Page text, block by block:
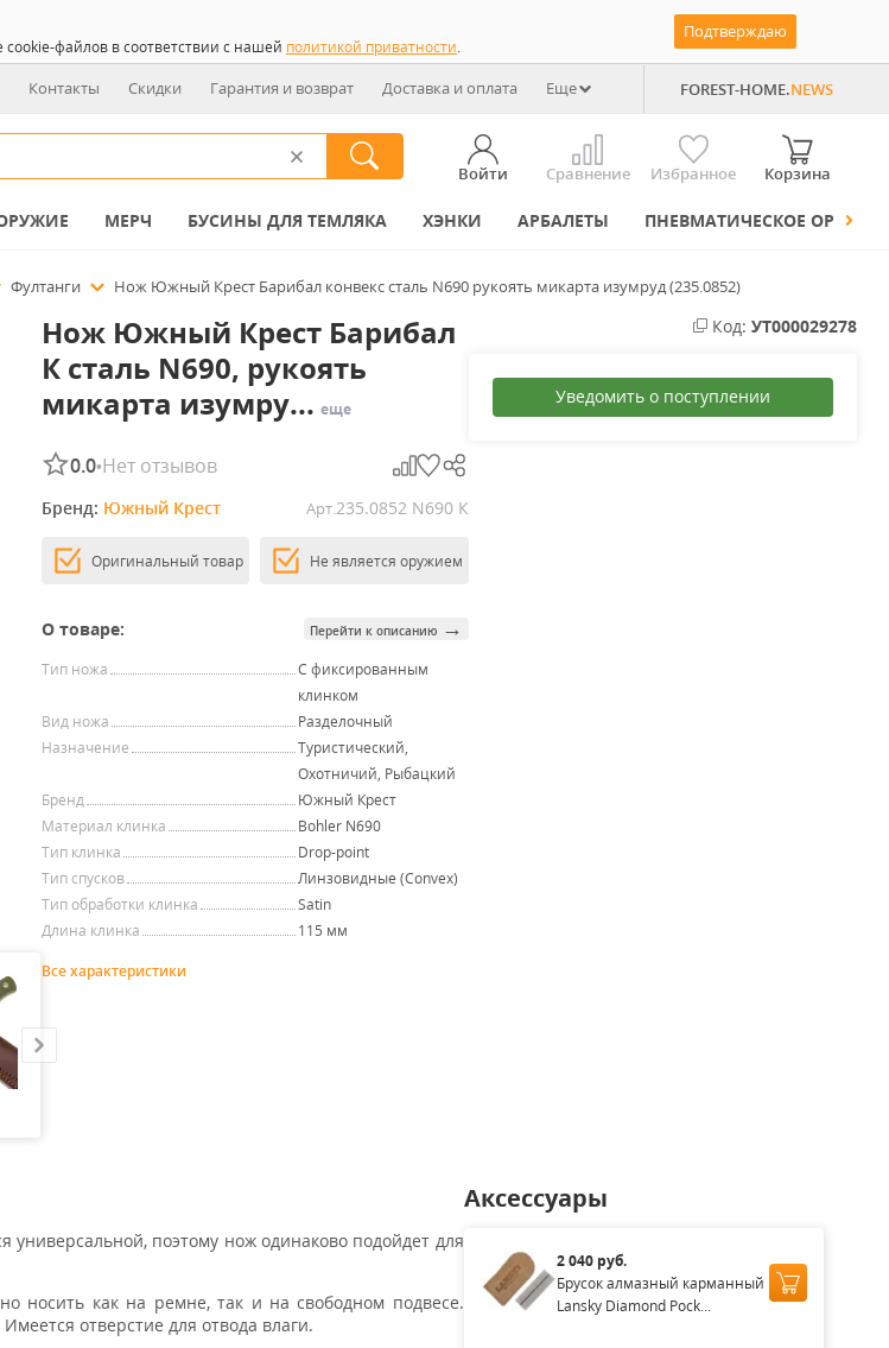
файлов в соответствии с нашей политикой приватности.
Подтверждаю
Контакты Скидки Гарантия и возврат Доставка и оплата Еще FOREST-HOME.NEWS
Войти Сравнение Избранное Корзина
МЕРЧ БУСИНЫ ДЛЯ ТЕМЛЯКА ХЭНКИ АРБАЛЕТЫ ПНЕВМАТИЧЕСКОЕ ОРУЖИЕ
Фултанги Нож Южный Крест Барибал конвекс сталь N690 рукоять микарта изумруд (235.0852)
Нож Южный Крест Барибал
К сталь N690, рукоять
микарта изумру... еще
0.0•Нет отзывов
Бренд: Южный Крест Арт.235.0852 N690 К
Оригинальный товар Не является оружием
О товаре: Перейти к описанию →
Тип ножа
С фиксированным
клинком
Вид ножа
Разделочный
Назначение
Туристический,
Охотничий, Рыбацкий
Бренд
Южный Крест
Материал клинка
Bohler N690
Тип клинка
Drop-point
Тип спусков
Линзовидные (Convex)
Тип обработки клинка
Satin
Длина клинка
115 мм
Все характеристики
Код: УТ000029278
Уведомить о поступлении
поэтому нож одинаково подойдет для
носить как на ремне, так и на свободном подвесе.
отверстие для отвода влаги.
Аксессуары
2 040 руб.
Брусок алмазный карманный
Lansky Diamond Pock...